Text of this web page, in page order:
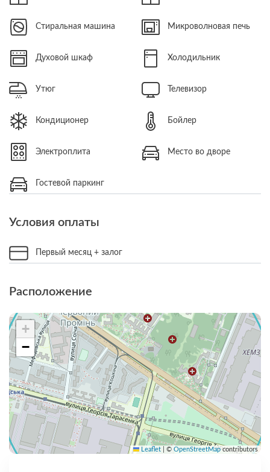
Стиральная машина Микроволновая печь
Духовой шкаф Холодильник
Утюг Телевизор
Кондиционер Бойлер
Электроплита Место во дворе
Гостевой паркинг
Условия оплаты
Первый месяц + залог
Расположение
+
−
Leaflet © OpenStreetMapcontributors